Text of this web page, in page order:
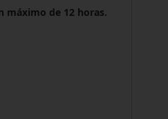
máximo de 12 horas.